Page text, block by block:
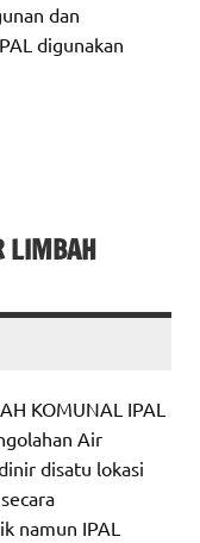
dan
digunakan
LIMBAH
KOMUNAL IPAL
Air
disatu lokasi
namun IPAL